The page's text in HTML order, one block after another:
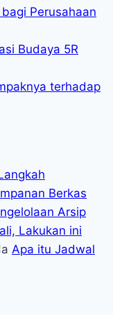
Perusahaan
Budaya 5R
terhadap
Berkas
Arsip
Lakukan ini
Apa itu Jadwal